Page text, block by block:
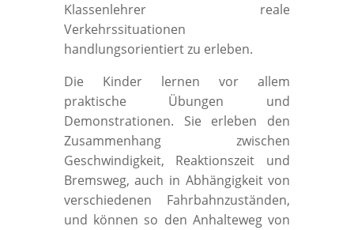
Klassenlehrer reale
Verkehrssituationen
handlungsorientiert zu erleben.
Die Kinder lernen vor allem
praktische Übungen und
Demonstrationen. Sie erleben den
Zusammenhang zwischen
Geschwindigkeit, Reaktionszeit und
Bremsweg, auch in Abhängigkeit von
verschiedenen Fahrbahnzuständen,
und können so den Anhalteweg von